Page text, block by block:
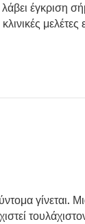
έγκριση
μελέτες
γίνεται.